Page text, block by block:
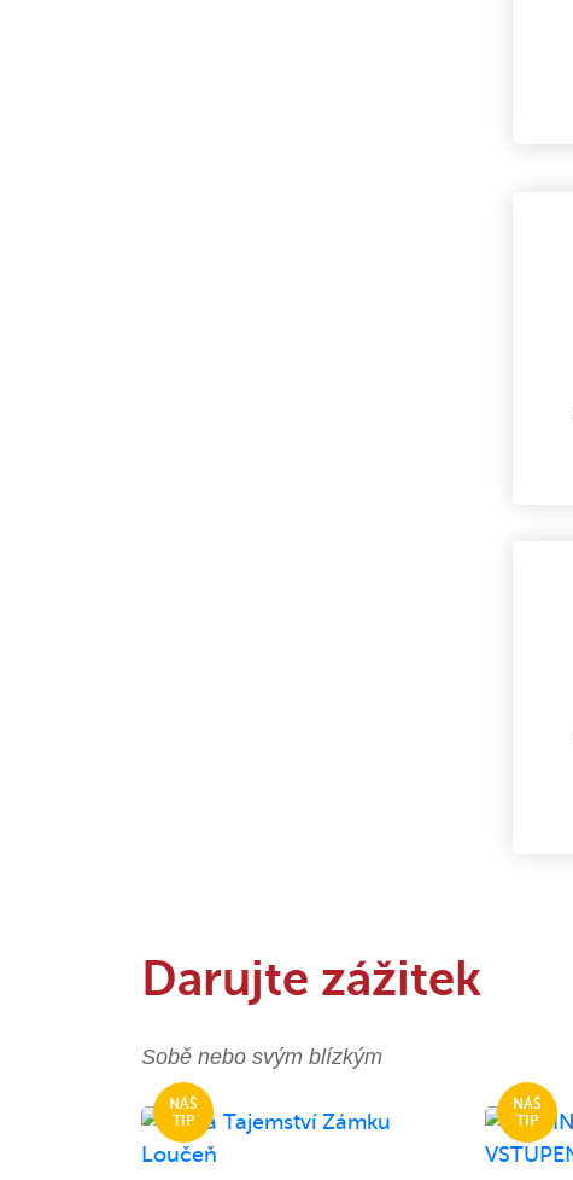
Darujte zážitek
Sobě nebo svým blízkým